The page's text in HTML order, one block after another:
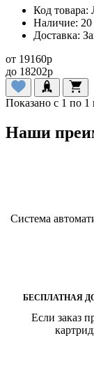
Код товара:
Наличие:
Доставка:
от 19160p
до 18202p
Показано с 1 по 1
Наши
Система
БЕСПЛАТНАЯ
Если заказ